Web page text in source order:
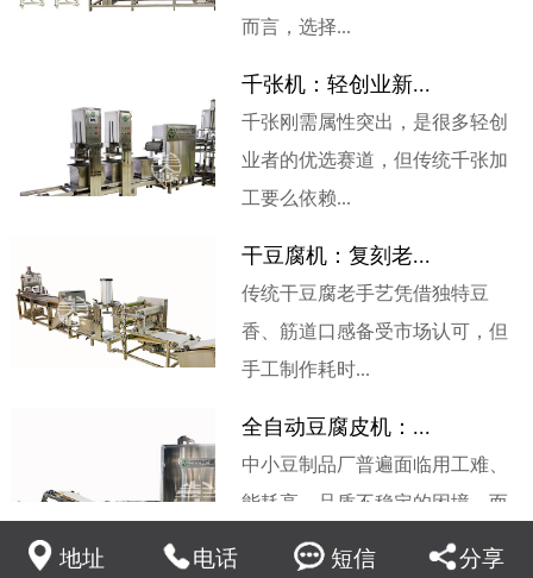
而言，选择...
千张机：轻创业新...
千张刚需属性突出，是很多轻创
业者的优选赛道，但传统千张加
工要么依赖...
干豆腐机：复刻老...
传统干豆腐老手艺凭借独特豆
香、筋道口感备受市场认可，但
手工制作耗时...
全自动豆腐皮机：...
中小豆制品厂普遍面临用工难、
能耗高、品质不稳定的困境，而
全自动豆腐...
地址 电话 短信 分享